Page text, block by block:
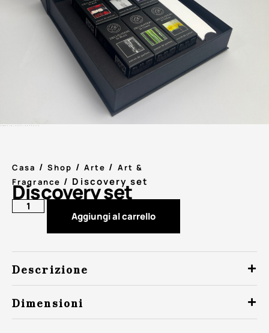
Casa / Shop / Arte / Art &
Fragrance / Discovery set
Discovery set
Aggiungi al carrello
Descrizione
Dimensioni